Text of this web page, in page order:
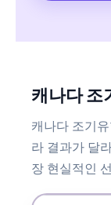
캐나다 조
캐나다 조기
라 결과가 달
장 현실적인